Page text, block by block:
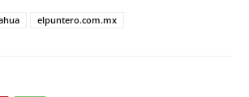
elpuntero.com.mx